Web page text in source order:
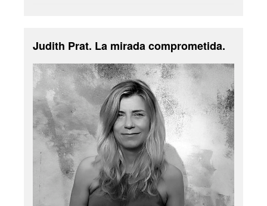
Judith Prat. La mirada comprometida.